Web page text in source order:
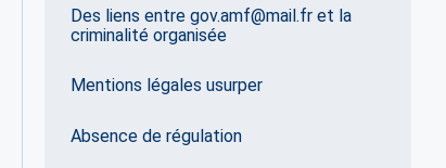
Des liens entre gov.amf@mail.fr et la
criminalité organisée
Mentions légales usurper
Absence de régulation